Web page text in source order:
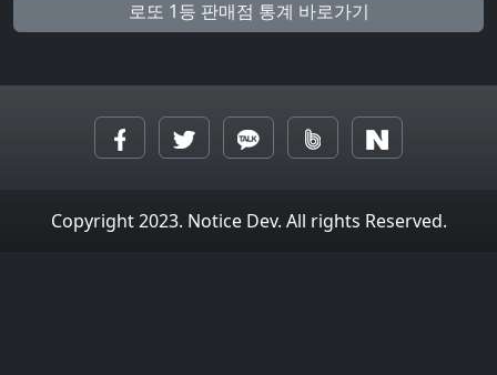
로또 1등 판매점 통계 바로가기
Copyright 2023. Notice Dev. All rights Reserved.